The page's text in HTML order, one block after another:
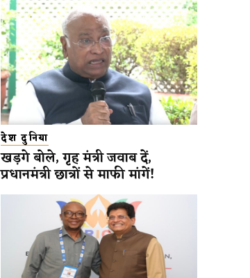
देश दुनिया
खड़गे बोले, गृह मंत्री जवाब दें,
प्रधानमंत्री छात्रों से माफी मांगें!